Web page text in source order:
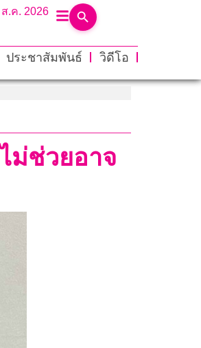
.ค. 2026
ประชาสัมพันธ์
วิดีโอ
ม่ช่วยอาจ